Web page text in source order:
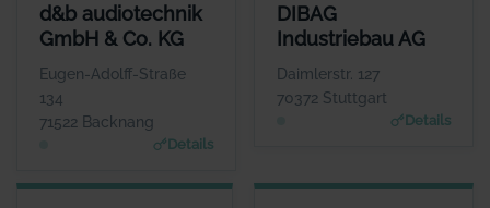
d&b audiotechnik
GmbH & Co. KG
Eugen-Adolff-Straße
134
71522 Backnang
Details
D&B AUDIOTECHNIK GMBH & CO. KG
Herr Amnon Harman
WEBSITE
www.dbaudio.com
DIBAG
Industriebau AG
Daimlerstr. 127
70372 Stuttgart
Details
DIBAG INDUSTRIEBAU AG
ANSPRECHPARTNER
Herr Peter Vassholz
www.dibag.de